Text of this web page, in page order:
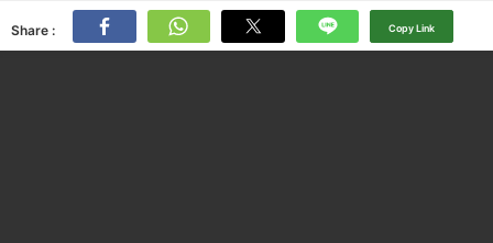
Share : Copy Link